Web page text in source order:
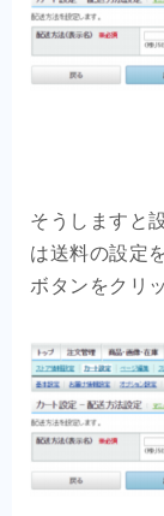
そうしますと
は送料の設定
ボタンをクリ